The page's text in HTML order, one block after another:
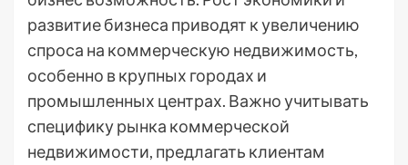
развитие бизнеса приводят к увеличению
спроса на коммерческую недвижимость,
особенно в крупных городах и
промышленных центрах. Важно учитывать
специфику рынка коммерческой
недвижимости, предлагать клиентам